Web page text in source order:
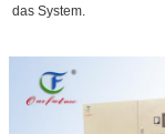
das System.